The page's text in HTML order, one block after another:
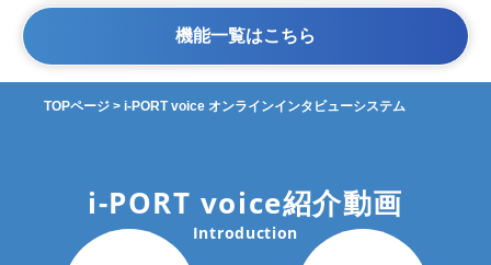
機能一覧はこちら
TOPページ > i-PORT voice オンラインインタビューシステム
i-PORT voice紹介動画
Introduction